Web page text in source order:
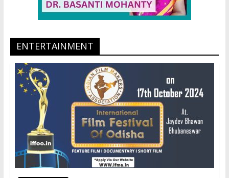
ENTERTAINMENT